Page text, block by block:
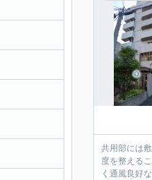
共用部には
度を整える
く通風良好